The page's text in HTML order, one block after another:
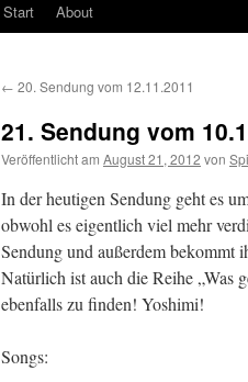
Start About
← 20. Sendung vom 12.11.2011
21. Sendung vom
Veröffentlicht am August 21, 2012 von
In der heutigen Sendung geht es
obwohl es eigentlich viel mehr
Sendung und außerdem bekommt
Natürlich ist auch die Reihe „Was
ebenfalls zu finden! Yoshimi!
Songs: